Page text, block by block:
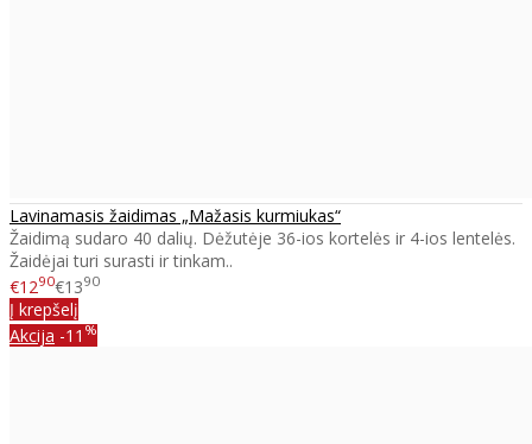
Lavinamasis žaidimas „Mažasis kurmiukas“
Žaidimą sudaro 40 dalių. Dėžutėje 36-ios kortelės ir 4-ios lentelės.
Žaidėjai turi surasti ir tinkam..
€1290€1390
Į krepšelį
Akcija -11 %